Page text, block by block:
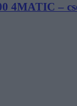
4MATIC –